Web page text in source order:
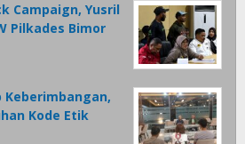
Campaign, Yusril
Pilkades Bimor
Keberimbangan,
Kode Etik